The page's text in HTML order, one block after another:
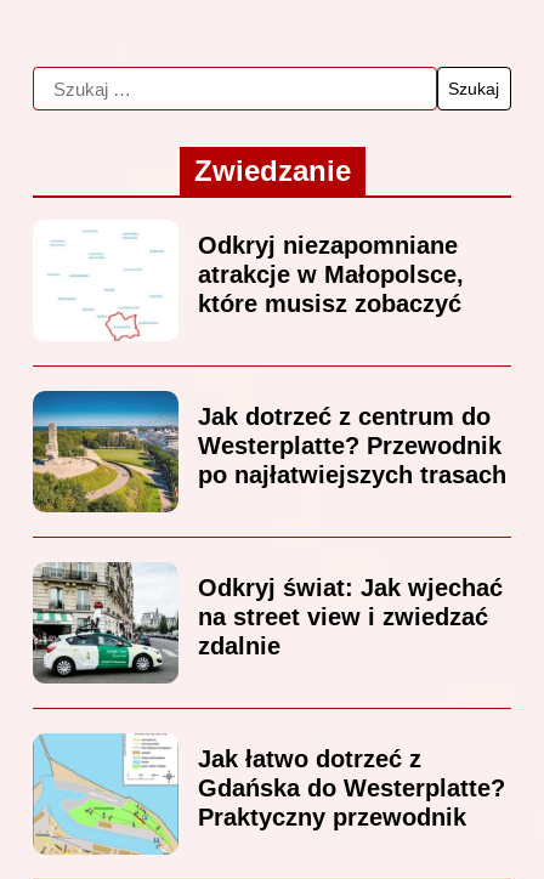
Zwiedzanie
Odkryj niezapomniane
atrakcje w Małopolsce,
które musisz zobaczyć
Jak dotrzeć z centrum do
Westerplatte? Przewodnik
po najłatwiejszych trasach
Odkryj świat: Jak wjechać
na street view i zwiedzać
zdalnie
Jak łatwo dotrzeć z
Gdańska do Westerplatte?
Praktyczny przewodnik